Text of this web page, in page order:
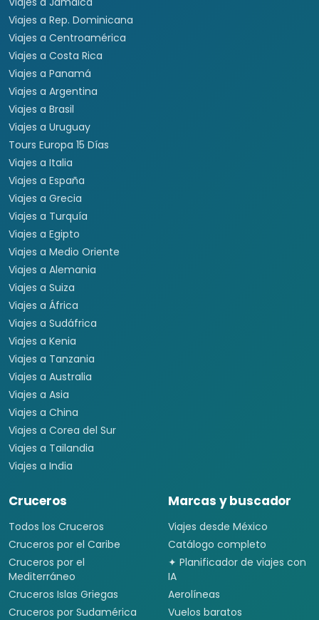
Viajes a Rep. Dominicana
Viajes a Centroamérica
Viajes a Costa Rica
Viajes a Panamá
Viajes a Argentina
Viajes a Brasil
Viajes a Uruguay
Tours Europa 15 Días
Viajes a Italia
Viajes a España
Viajes a Grecia
Viajes a Turquía
Viajes a Egipto
Viajes a Medio Oriente
Viajes a Alemania
Viajes a Suiza
Viajes a África
Viajes a Sudáfrica
Viajes a Kenia
Viajes a Tanzania
Viajes a Australia
Viajes a Asia
Viajes a China
Viajes a Corea del Sur
Viajes a Tailandia
Viajes a India
Cruceros
Todos los Cruceros
Cruceros por el Caribe
Cruceros por el
Mediterráneo
Cruceros Islas Griegas
Cruceros por Sudamérica
Marcas y buscador
Viajes desde México
Catálogo completo
✦ Planificador de viajes con
IA
Aerolíneas
Vuelos baratos